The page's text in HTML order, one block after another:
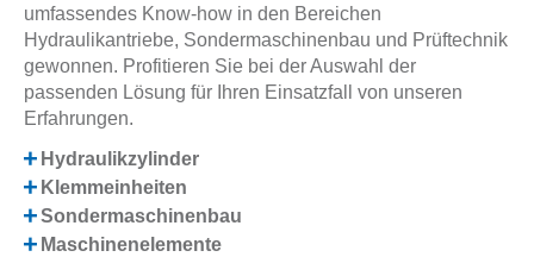
umfassendes Know-how in den Bereichen
Hydraulikantriebe, Sondermaschinenbau und Prüftechnik
gewonnen. Profitieren Sie bei der Auswahl der
passenden Lösung für Ihren Einsatzfall von unseren
Erfahrungen.
Hydraulikzylinder
Klemmeinheiten
Sondermaschinenbau
Maschinenelemente